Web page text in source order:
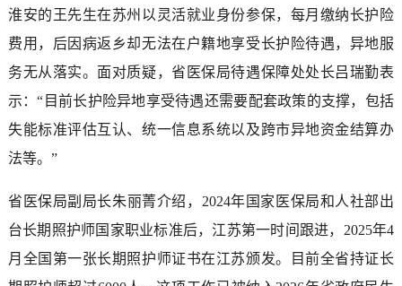
淮安的王先生在苏州以灵活就业身份参保，每月缴纳长护险
费用，后因病返乡却无法在户籍地享受长护险待遇，异地服
务无从落实。面对质疑，省医保局待遇保障处处长吕瑞勤表
示：“目前长护险异地享受待遇还需要配套政策的支撑，包括
失能标准评估互认、统一信息系统以及跨市异地资金结算办
法等。”
省医保局副局长朱丽菁介绍，2024年国家医保局和人社部出
台长期照护师国家职业标准后，江苏第一时间跟进，2025年4
月全国第一张长期照护师证书在江苏颁发。目前全省持证长